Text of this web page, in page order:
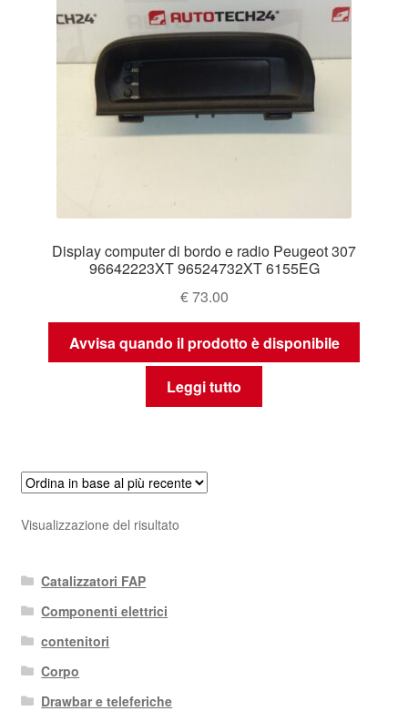
Display computer di bordo e radio Peugeot 307
96642223XT 96524732XT 6155EG
€73.00
Avvisa quando il prodotto è disponibile
Leggi tutto
Visualizzazione del risultato
Catalizzatori FAP
Componenti elettrici
contenitori
Corpo
Drawbar e teleferiche